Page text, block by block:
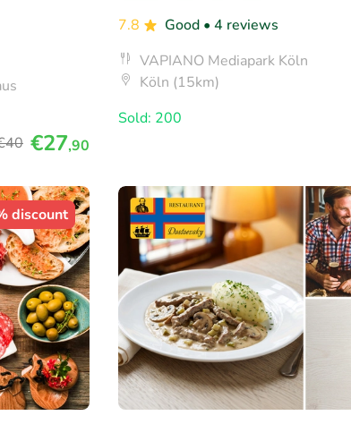
€27,90
7.8
Good • 4 reviews
VAPIANO Mediapark Köln
Köln (15km)
Sold: 200
discount